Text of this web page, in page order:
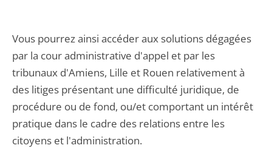
Vous pourrez ainsi accéder aux solutions dégagées
par la cour administrative d'appel et par les
tribunaux d'Amiens, Lille et Rouen relativement à
des litiges présentant une difficulté juridique, de
procédure ou de fond, ou/et comportant un intérêt
pratique dans le cadre des relations entre les
citoyens et l'administration.